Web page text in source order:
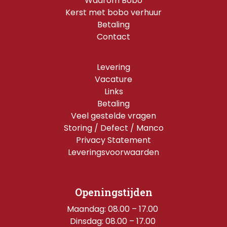
Kerst met bobo verhuur
Betaling
Contact
Levering
Vacature
Links
Betaling
Veel gestelde vragen
Storing / Defect / Manco
Privacy Statement
Leveringsvoorwaarden
Openingstijden
Maandag: 08.00 – 17.00
Dinsdag: 08.00 – 17.00